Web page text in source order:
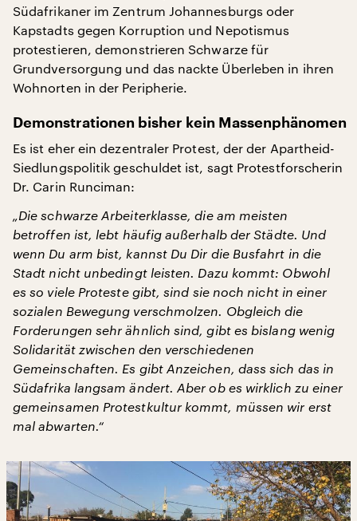
Südafrikaner im Zentrum Johannesburgs oder
Kapstadts gegen Korruption und Nepotismus
protestieren, demonstrieren Schwarze für
Grundversorgung und das nackte Überleben in ihren
Wohnorten in der Peripherie.
Demonstrationen bisher kein Massenphänomen
Es ist eher ein dezentraler Protest, der der Apartheid-
Siedlungspolitik geschuldet ist, sagt Protestforscherin
Dr. Carin Runciman:
„Die schwarze Arbeiterklasse, die am meisten
betroffen ist, lebt häufig außerhalb der Städte. Und
wenn Du arm bist, kannst Du Dir die Busfahrt in die
Stadt nicht unbedingt leisten. Dazu kommt: Obwohl
es so viele Proteste gibt, sind sie noch nicht in einer
sozialen Bewegung verschmolzen. Obgleich die
Forderungen sehr ähnlich sind, gibt es bislang wenig
Solidarität zwischen den verschiedenen
Gemeinschaften. Es gibt Anzeichen, dass sich das in
Südafrika langsam ändert. Aber ob es wirklich zu einer
gemeinsamen Protestkultur kommt, müssen wir erst
mal abwarten.“